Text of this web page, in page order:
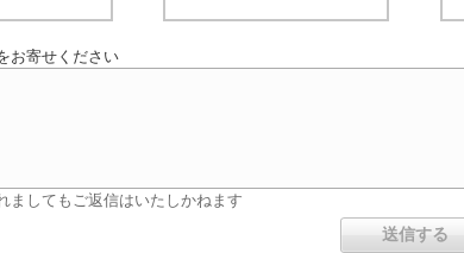
お寄せください
ましてもご返信はいたしかねます